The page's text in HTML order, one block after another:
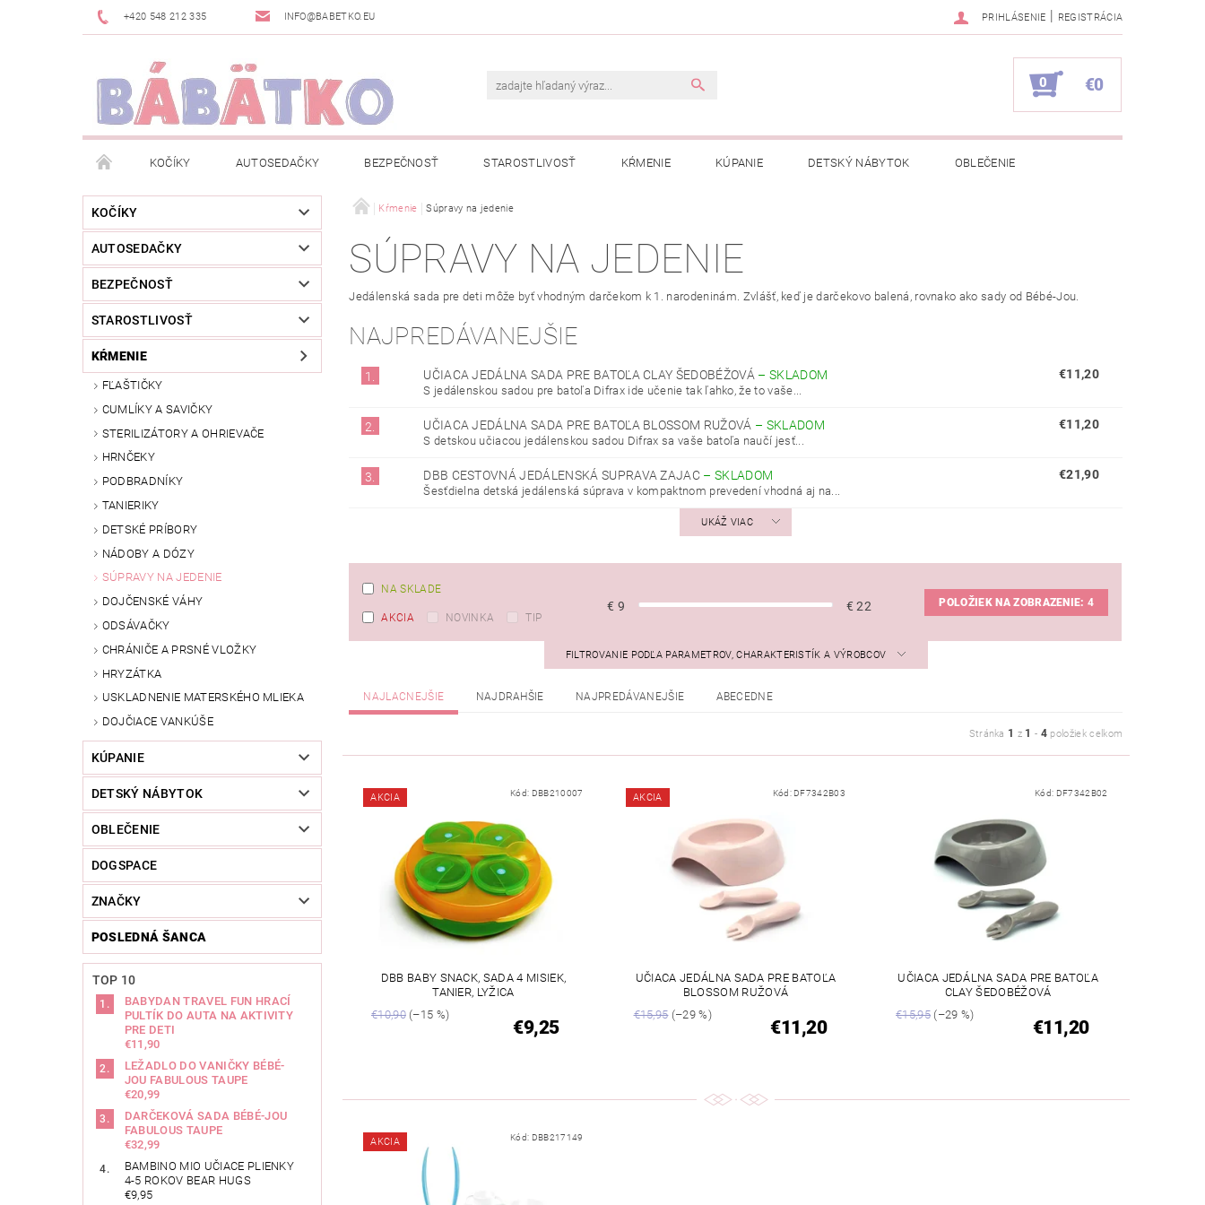
+420 548 212 335 INFO@BABETKO.EU PRIHLÁSENIE | REGISTRÁCIA
0 €0
KOČÍKY AUTOSEDAČKY BEZPEČNOSŤ STAROSTLIVOSŤ KŔMENIE KÚPANIE DETSKÝ NÁBYTOK OBLEČENIE
DOGSPACE POSLEDNÁ ŠANCA OBCHODNÉ PODMIENKY
NOVINKY MOJA OBJEDNÁVKA
KOČÍKY
AUTOSEDAČKY
BEZPEČNOSŤ
STAROSTLIVOSŤ
KŔMENIE
FĽAŠTIČKY
CUMLÍKY A SAVIČKY
STERILIZÁTORY A OHRIEVAČE
HRNČEKY
PODBRADNÍKY
TANIERIKY
DETSKÉ PRÍBORY
NÁDOBY A DÓZY
SÚPRAVY NA JEDENIE
DOJČENSKÉ VÁHY
ODSÁVAČKY
CHRÁNIČE A PRSNÉ VLOŽKY
HRYZÁTKA
USKLADNENIE MATERSKÉHO MLIEKA
DOJČIACE VANKÚŠE
KÚPANIE
DETSKÝ NÁBYTOK
OBLEČENIE
DOGSPACE
ZNAČKY
POSLEDNÁ ŠANCA
TOP 10
BABYDAN TRAVEL FUN HRACÍ
PULTÍK DO AUTA NA AKTIVITY
PRE DETI
€11,90
LEŽADLO DO VANIČKY BÉBÉ-
JOU FABULOUS TAUPE
€20,99
DARČEKOVÁ SADA BÉBÉ-JOU
FABULOUS TAUPE
€32,99
BAMBINO MIO UČIACE PLIENKY
4-5 ROKOV BEAR HUGS
€9,95
Kŕmenie Súpravy na jedenie
SÚPRAVY NA JEDENIE
Jedálenská sada pre deti môže byť vhodným darčekom k 1. narodeninám. Zvlášť, keď jedarčekovo balená , rovnako ako sady od Bébé-Jou.
NAJPREDÁVANEJŠIE
1. UČIACA JEDÁLNA SADA PRE BATOĽA CLAY ŠEDOBÉŽOVÁ – SKLADOM
S jedálenskou sadou pre batoľa Difrax ide učenie tak ľahko, že to vaše...
€11,20
2. UČIACA JEDÁLNA SADA PRE BATOĽA BLOSSOM RUŽOVÁ – SKLADOM
S detskou učiacou jedálenskou sadou Difrax sa vaše batoľa naučí jesť...
€11,20
3. DBB CESTOVNÁ JEDÁLENSKÁ SUPRAVA ZAJAC –SKLADOM
Šesťdielna detská jedálenská súprava v kompaktnom prevedení vhodná aj na...
€21,90
UKÁŽ VIAC
NA SKLADE
AKCIA NOVINKA TIP
€ 9 €22 POLOŽIEK NA ZOBRAZENIE:4
FILTROVANIE PODĽA PARAMETROV, CHARAKTERISTÍK A VÝROBCOV
NAJLACNEJŠIE NAJDRAHŠIE NAJPREDÁVANEJŠIE ABECEDNE
Stránka 1 z 1 - 4 položiek celkom
AKCIA Kód: DBB210007
DBB BABY SNACK, SADA 4 MISIEK,
TANIER, LYŽICA
€10,90(–15 %)
€9,25
AKCIA Kód: DF7342B03
UČIACA JEDÁLNA SADA PRE BATOĽA
BLOSSOM RUŽOVÁ
€15,95(–29 %)
€11,20
Kód: DF7342B02
UČIACA JEDÁLNA SADA PRE BATOĽA
CLAY ŠEDOBÉŽOVÁ
€15,95 (–29 %)
€11,20
AKCIA Kód: DBB217149